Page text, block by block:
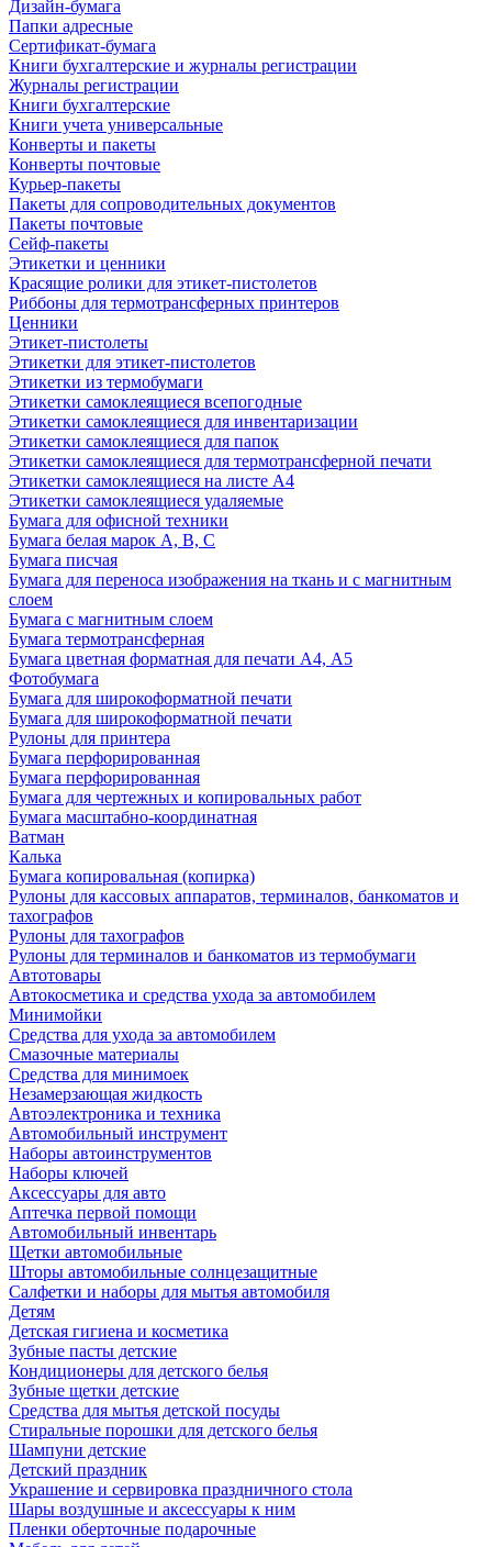
Дизайн-бумага
Папки адресные
Сертификат-бумага
Книги бухгалтерские и журналы регистрации
Журналы регистрации
Книги бухгалтерские
Книги учета универсальные
Конверты и пакеты
Конверты почтовые
Курьер-пакеты
Пакеты для сопроводительных документов
Пакеты почтовые
Сейф-пакеты
Этикетки и ценники
Красящие ролики для этикет-пистолетов
Риббоны для термотрансферных принтеров
Ценники
Этикет-пистолеты
Этикетки для этикет-пистолетов
Этикетки из термобумаги
Этикетки самоклеящиеся всепогодные
Этикетки самоклеящиеся для инвентаризации
Этикетки самоклеящиеся для папок
Этикетки самоклеящиеся для термотрансферной печати
Этикетки самоклеящиеся на листе А4
Этикетки самоклеящиеся удаляемые
Бумага для офисной техники
Бумага белая марок А, В, С
Бумага писчая
Бумага для переноса изображения на ткань и с магнитным
слоем
Бумага с магнитным слоем
Бумага термотрансферная
Бумага цветная форматная для печати А4, А5
Фотобумага
Бумага для широкоформатной печати
Бумага для широкоформатной печати
Рулоны для принтера
Бумага перфорированная
Бумага перфорированная
Бумага для чертежных и копировальных работ
Бумага масштабно-координатная
Ватман
Калька
Бумага копировальная (копирка)
Рулоны для кассовых аппаратов, терминалов, банкоматов и
тахографов
Рулоны для тахографов
Рулоны для терминалов и банкоматов из термобумаги
Автотовары
Автокосметика и средства ухода за автомобилем
Минимойки
Средства для ухода за автомобилем
Смазочные материалы
Средства для минимоек
Незамерзающая жидкость
Автоэлектроника и техника
Автомобильный инструмент
Наборы автоинструментов
Наборы ключей
Аксессуары для авто
Аптечка первой помощи
Автомобильный инвентарь
Щетки автомобильные
Шторы автомобильные солнцезащитные
Салфетки и наборы для мытья автомобиля
Детям
Детская гигиена и косметика
Зубные пасты детские
Кондиционеры для детского белья
Зубные щетки детские
Средства для мытья детской посуды
Стиральные порошки для детского белья
Шампуни детские
Детский праздник
Украшение и сервировка праздничного стола
Шары воздушные и аксессуары к ним
Пленки оберточные подарочные